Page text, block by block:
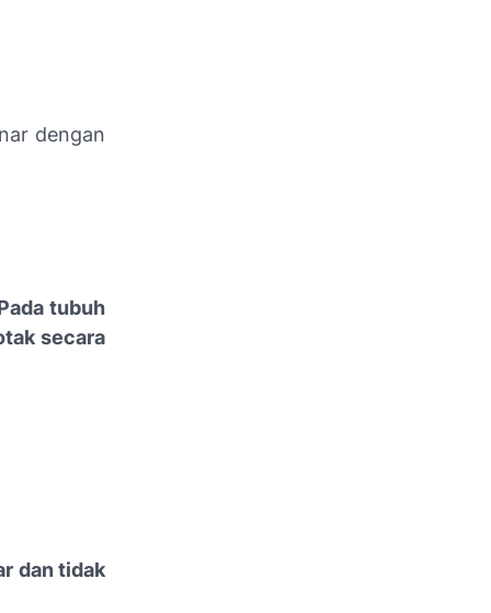
dengan
tubuh
secara
dan tidak